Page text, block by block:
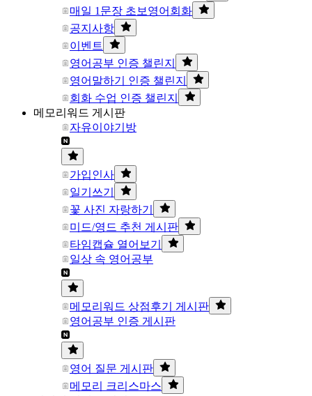
매일 1문장 초보영어회화
공지사항
이벤트
영어공부 인증 챌린지
영어말하기 인증 챌린지
회화 수업 인증 챌린지
메모리워드 게시판
자유이야기방
가입인사
일기쓰기
꽃 사진 자랑하기
미드/영드 추천 게시판
타임캡슐 열어보기
일상 속 영어공부
메모리워드 상점후기 게시판
영어공부 인증 게시판
영어 질문 게시판
메모리 크리스마스